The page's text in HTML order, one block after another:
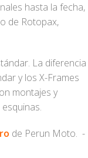
hasta la fecha,
de Rotopax,
La diferencia
y los X-Frames
montajes y
de Perun Moto. -